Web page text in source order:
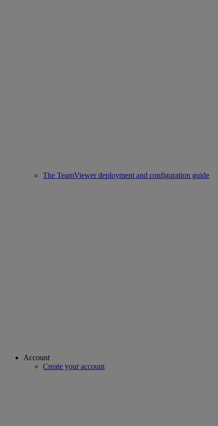
The TeamViewer deployment and configuration guide
Account
Create your account